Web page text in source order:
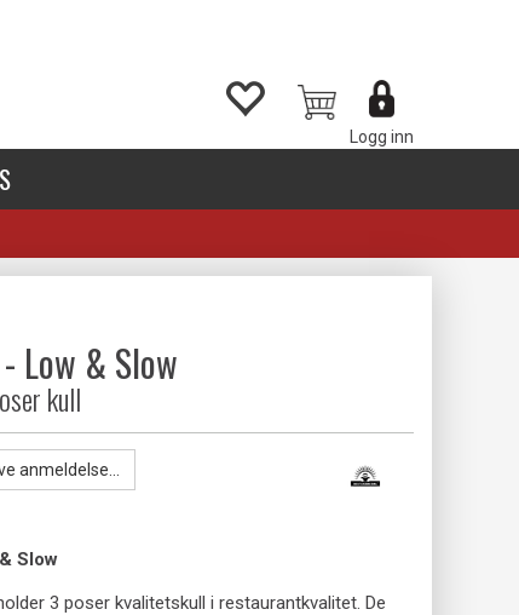
Logg inn
Low & Slow
kull
anmeldelse...
Slow
3 poser kvalitetskull i restaurantkvalitet. De